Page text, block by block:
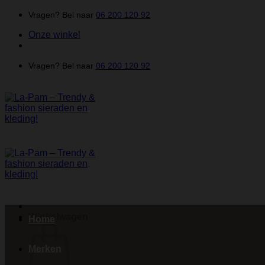
inhoud
Vragen? Bel naar 06 200 120 92
Onze winkel
Vragen? Bel naar 06 200 120 92
Winkelwagen
Home